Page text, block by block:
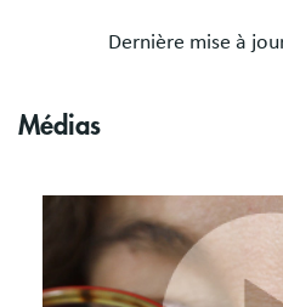
Dernière mise à
Médias